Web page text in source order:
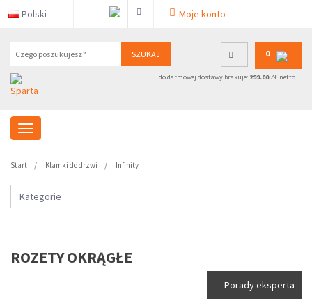
Polski Moje konto
SZUKAJ 0
do darmowej dostawy brakuje: 299.00ZŁ netto
Start Klamki do drzwi Infinity
Kategorie
ROZETY OKRĄGŁE
Porady eksperta